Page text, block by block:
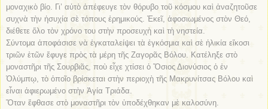
μοναχικὸ βίο. Γι’ αὐτὸ ἀπέφευγε τὸν θόρυβο τοῦ κόσμου καὶ ἀναζητοῦσε
συχνὰ τὴν ἡσυχία σὲ τόπους ἐρημικούς. Ἐκεῖ, ἀφοσιωμένος στὸν Θεό,
διέθετε ὅλο τὸν χρόνο του στὴν προσευχὴ καὶ τὴ νηστεία.
Σύντομα ἀποφάσισε νὰ ἐγκαταλείψει τὰ ἐγκόσμια καὶ σὲ ἡλικία εἴκοσι
τριῶν ἐτῶν ἔφυγε πρὸς τὰ μέρη τῆς Ζαγορᾶς Βόλου. Κατέληξε στὸ
μοναστῆρι τῆς Σουρβιᾶς, ποὺ εἶχε χτίσει ὁ Ὅσιος Διονύσιος ὁ ἐν
Ὀλύμπῳ, τὸ ὁποῖο βρίσκεται στὴν περιοχὴ τῆς Μακρυνίτσας Βόλου καὶ
εἶναι ἀφιερωμένο στὴν Ἁγία Τριάδα.
Ὅταν ἔφθασε στὸ μοναστῆρι τὸν ὑποδέχθηκαν μὲ καλοσύνη.